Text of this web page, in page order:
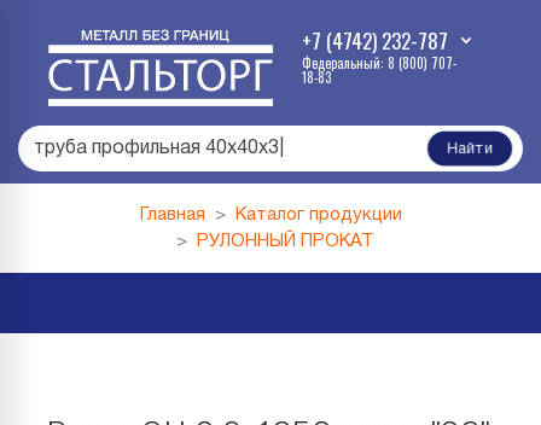
+7 (4742) 232-787
Федеральный: 8 (800) 707-
18-83
труба профильная 40х40х3 Найти
Главная
Каталог продукции
РУЛОННЫЙ ПРОКАТ